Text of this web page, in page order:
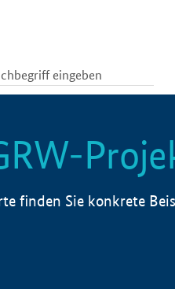
finden Sie konkrete